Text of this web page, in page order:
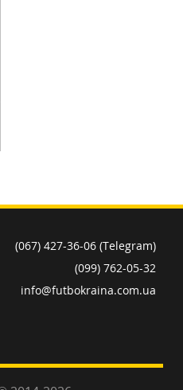
(067) 427-36-06 (Telegram)
(099) 762-05-32
info@futbokraina.com.ua